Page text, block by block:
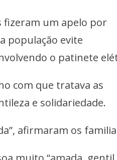
fizeram um apelo por
população evite
o patinete
com que tratava as
e solidariedade.
afirmaram os